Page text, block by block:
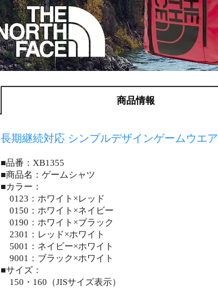
商品情報
長期継続対応 シンプルデザインゲームウエア
■品番：XB1355
■商品名：ゲームシャツ
■カラー：
0123：ホワイト×レッド
0150：ホワイト×ネイビー
0190：ホワイト×ブラック
2301：レッド×ホワイト
5001：ネイビー×ホワイト
9001：ブラック×ホワイト
■サイズ：
150・160（JISサイズ表示）